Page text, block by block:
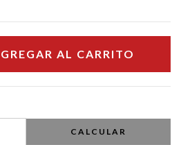
CALCULAR